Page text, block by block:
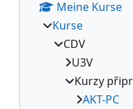
Meine Kurse
Kurse
CDV
U3V
Kurzy
AKT-PC